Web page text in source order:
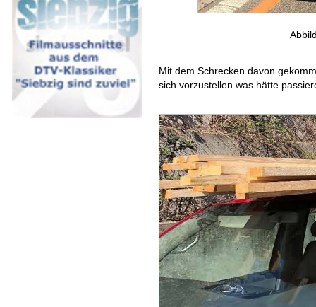
Mit dem Schrecken davon
sich vorzustellen was hätte